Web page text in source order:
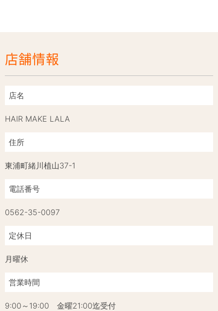
店舗情報
店名
HAIR MAKE LALA
住所
東浦町緒川植山37-1
電話番号
0562-35-0097
定休日
月曜休
営業時間
9:00～19:00 金曜21:00迄受付